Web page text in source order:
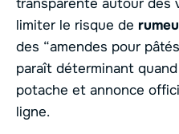
transparente autour des
limiter le risque de
des “amendes pour
paraît déterminant
potache et annonce
ligne.